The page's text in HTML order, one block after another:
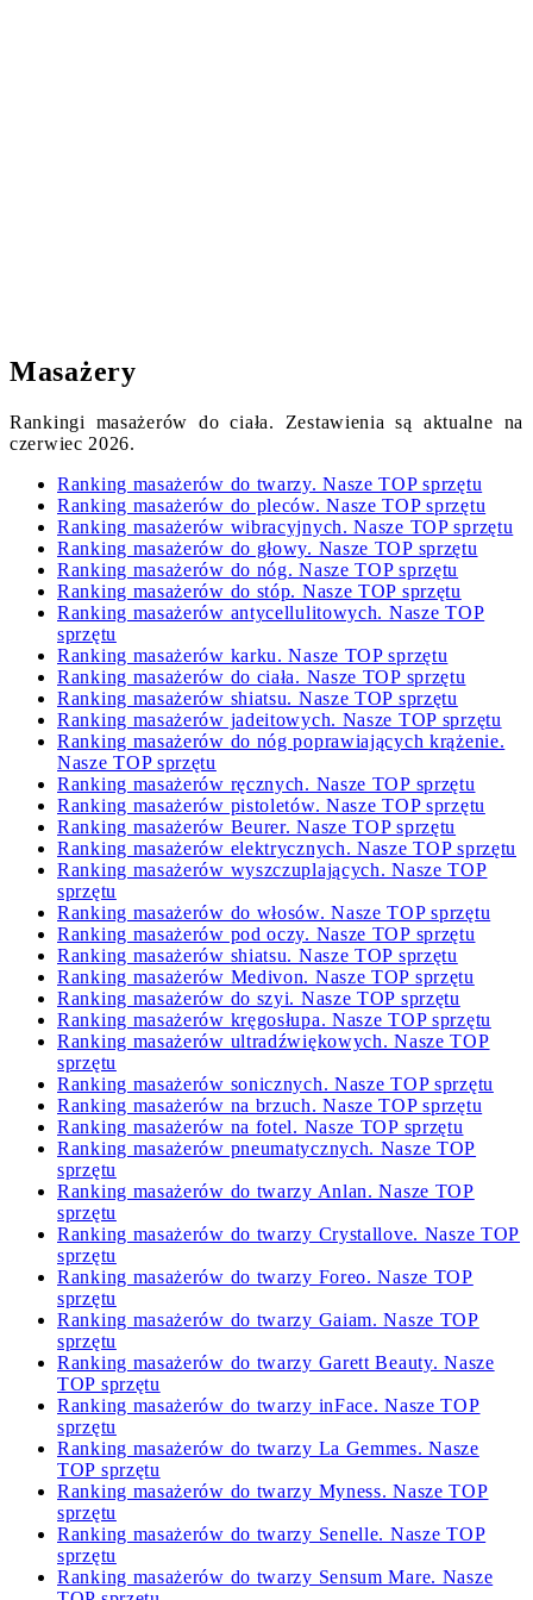
Masażery
Rankingi masażerów do ciała. Zestawienia są aktualne na
czerwiec 2026.
Ranking masażerów do twarzy. Nasze TOP sprzętu
Ranking masażerów do pleców. Nasze TOP sprzętu
Ranking masażerów wibracyjnych. Nasze TOP sprzętu
Ranking masażerów do głowy. Nasze TOP sprzętu
Ranking masażerów do nóg. Nasze TOP sprzętu
Ranking masażerów do stóp. Nasze TOP sprzętu
Ranking masażerów antycellulitowych. Nasze TOP
sprzętu
Ranking masażerów karku. Nasze TOP sprzętu
Ranking masażerów do ciała. Nasze TOP sprzętu
Ranking masażerów shiatsu. Nasze TOP sprzętu
Ranking masażerów jadeitowych. Nasze TOP sprzętu
Ranking masażerów do nóg poprawiających krążenie.
Nasze TOP sprzętu
Ranking masażerów ręcznych. Nasze TOP sprzętu
Ranking masażerów pistoletów. Nasze TOP sprzętu
Ranking masażerów Beurer. Nasze TOP sprzętu
Ranking masażerów elektrycznych. Nasze TOP sprzętu
Ranking masażerów wyszczuplających. Nasze TOP
sprzętu
Ranking masażerów do włosów. Nasze TOP sprzętu
Ranking masażerów pod oczy. Nasze TOP sprzętu
Ranking masażerów shiatsu. Nasze TOP sprzętu
Ranking masażerów Medivon. Nasze TOP sprzętu
Ranking masażerów do szyi. Nasze TOP sprzętu
Ranking masażerów kręgosłupa. Nasze TOP sprzętu
Ranking masażerów ultradźwiękowych. Nasze TOP
sprzętu
Ranking masażerów sonicznych. Nasze TOP sprzętu
Ranking masażerów na brzuch. Nasze TOP sprzętu
Ranking masażerów na fotel. Nasze TOP sprzętu
Ranking masażerów pneumatycznych. Nasze TOP
sprzętu
Ranking masażerów do twarzy Anlan. Nasze TOP
sprzętu
Ranking masażerów do twarzy Crystallove. Nasze TOP
sprzętu
Ranking masażerów do twarzy Foreo. Nasze TOP
sprzętu
Ranking masażerów do twarzy Gaiam. Nasze TOP
sprzętu
Ranking masażerów do twarzy Garett Beauty. Nasze
TOP sprzętu
Ranking masażerów do twarzy inFace. Nasze TOP
sprzętu
Ranking masażerów do twarzy La Gemmes. Nasze
TOP sprzętu
Ranking masażerów do twarzy Myness. Nasze TOP
sprzętu
Ranking masażerów do twarzy Senelle. Nasze TOP
sprzętu
Ranking masażerów do twarzy Sensum Mare. Nasze